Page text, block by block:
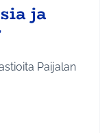
ja
Paijalan
Ympäristö